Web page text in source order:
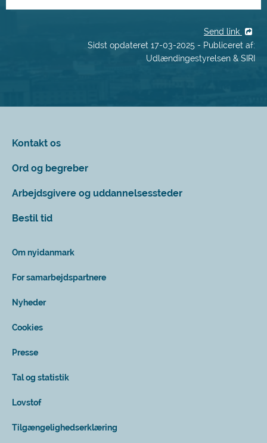
Send link
Sidst opdateret 17-03-2025 - Publiceret af:
Udlændingestyrelsen & SIRI
Kontakt os
Ord og begreber
Arbejdsgivere og uddannelsessteder
Bestil tid
Om nyidanmark
For samarbejdspartnere
Nyheder
Cookies
Presse
Tal og statistik
Lovstof
Tilgængelighedserklæring